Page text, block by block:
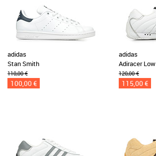
adidas
Stan Smith
110,00 €
100,00 €
adidas
Adiracer Low
120,00 €
115,00 €